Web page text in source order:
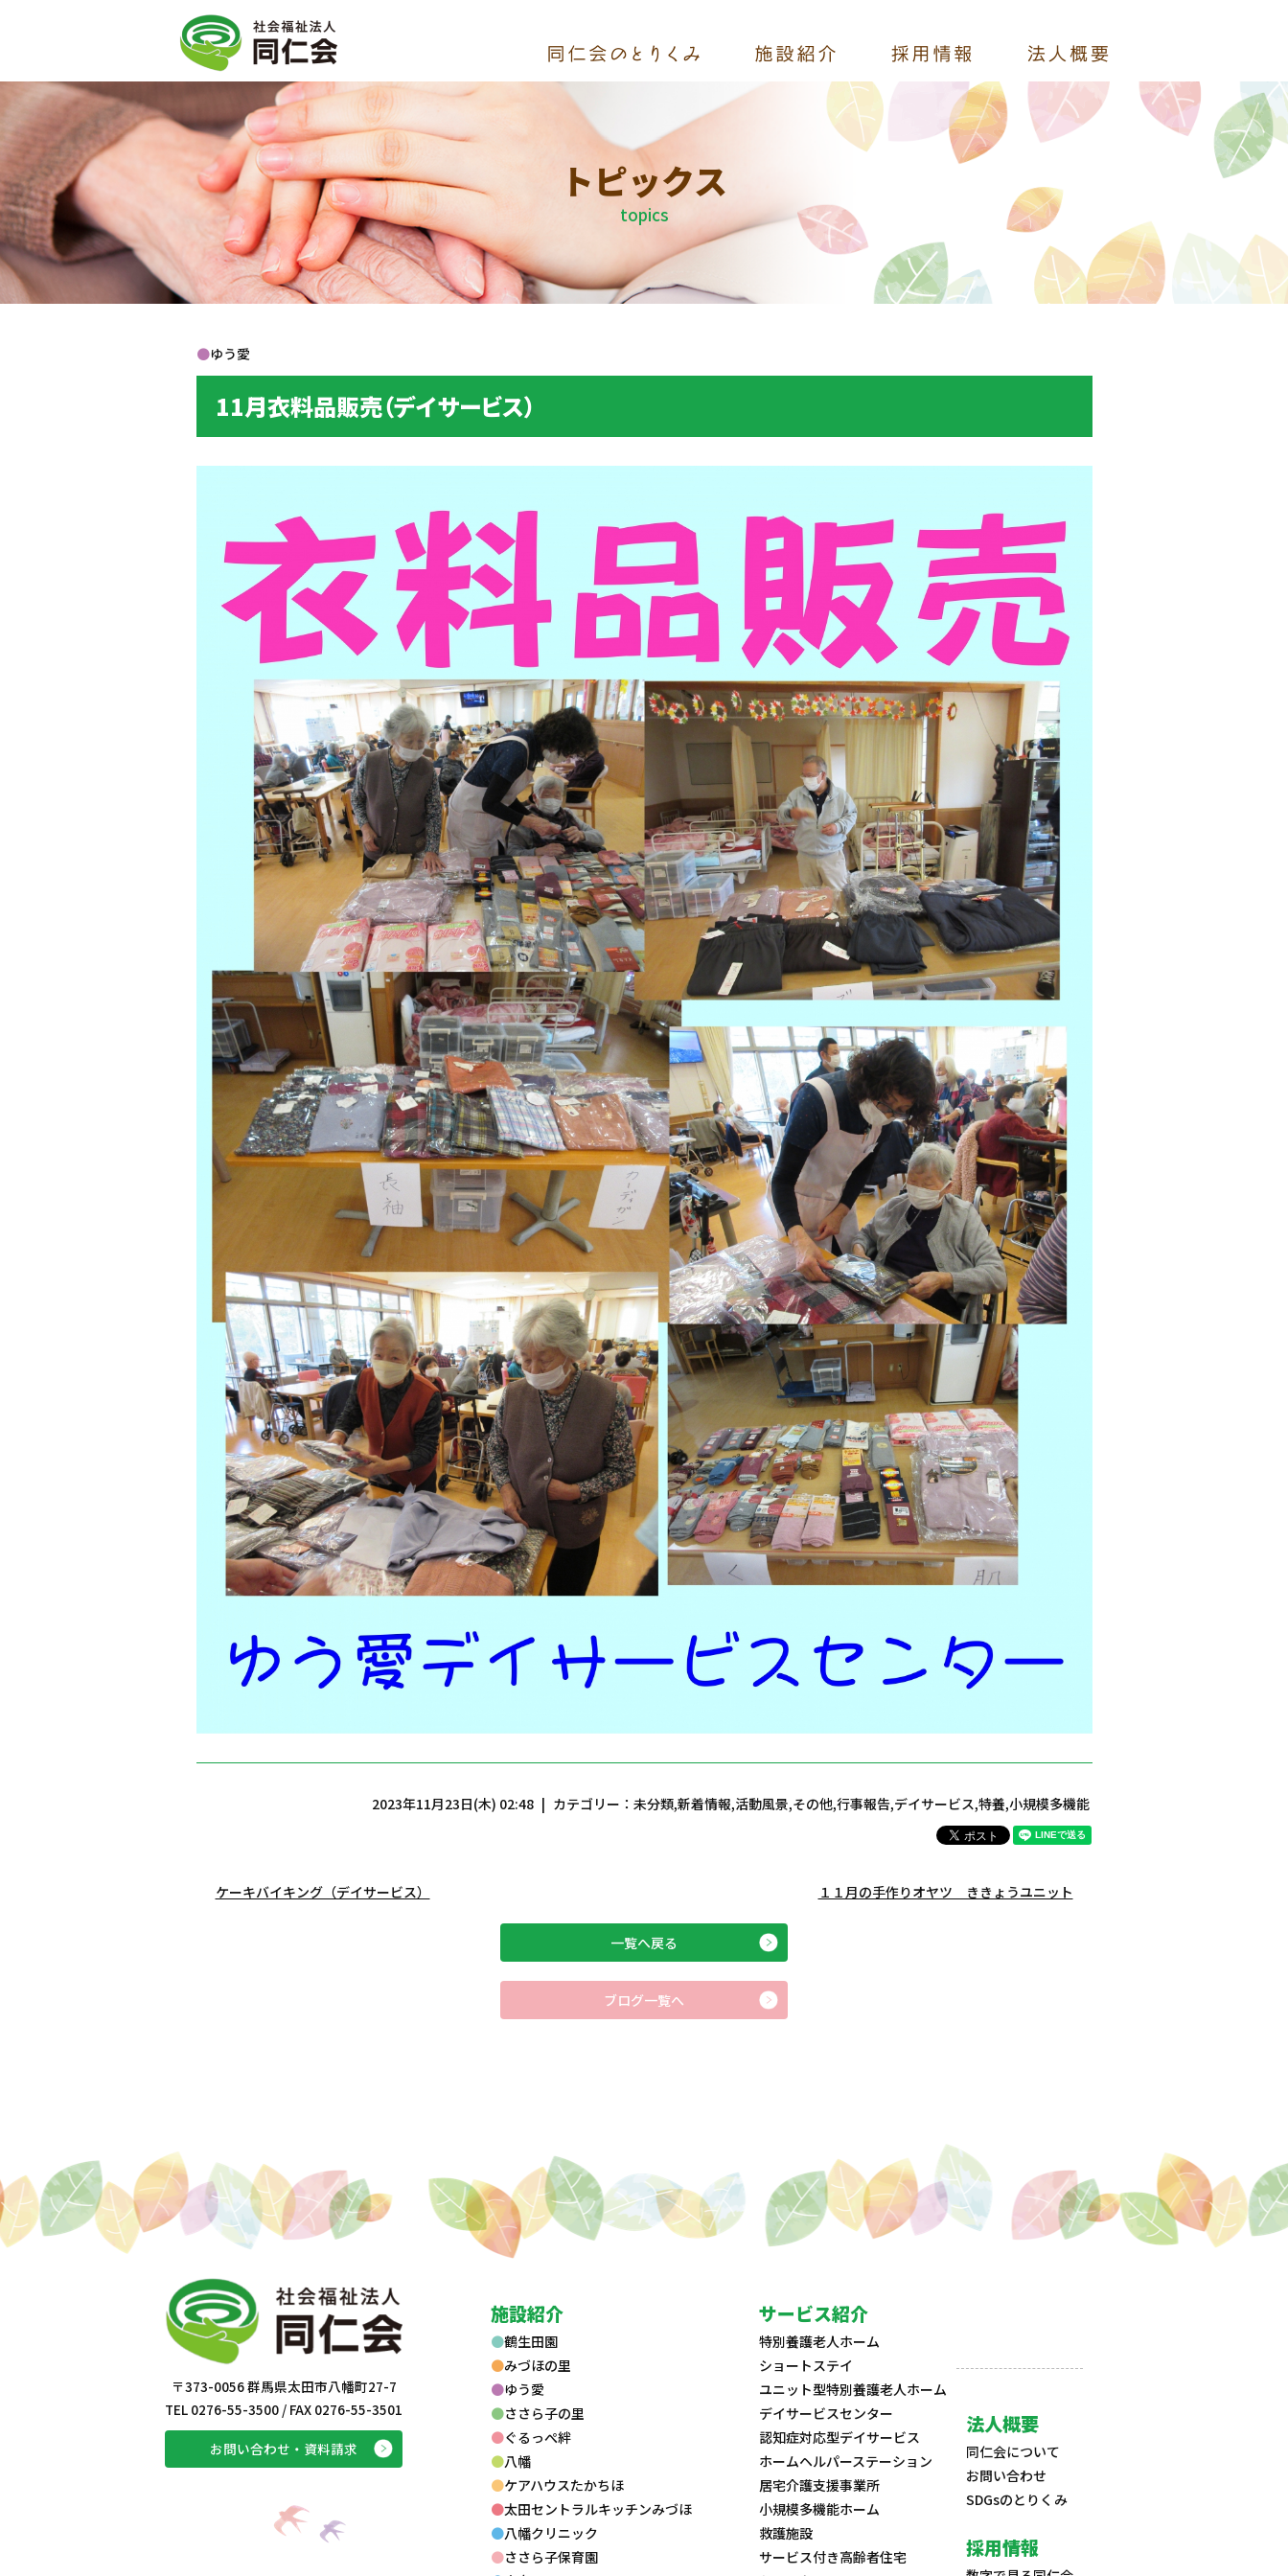
トピックス
topics
●ゆう愛
11月衣料品販売（デイサービス）
2023年11月23日(木) 02:48 カテゴリー： 未分類,新着情報,活動風景,その他,行事報告,デイサービス,特養,小規模多機能
ケーキバイキング（デイサービス） １１月の手作りオヤツ ききょうユニット
一覧へ戻る
ブログ一覧へ
〒373-0056 群馬県太田市八幡町27-7
TEL 0276-55-3500 / FAX 0276-55-3501
お問い合わせ・資料請求
施設紹介
鶴生田園
みづほの里
ゆう愛
ささら子の里
ぐるっぺ絆
八幡
ケアハウスたかちほ
太田セントラルキッチンみづほ
八幡クリニック
ささら子保育園
サービス紹介
特別養護老人ホーム
ショートステイ
ユニット型特別養護老人ホーム
デイサービスセンター
認知症対応型デイサービス
ホームヘルパーステーション
居宅介護支援事業所
小規模多機能ホーム
救護施設
サービス付き高齢者住宅
法人概要
同仁会について
お問い合わせ
SDGsのとりくみ
採用情報